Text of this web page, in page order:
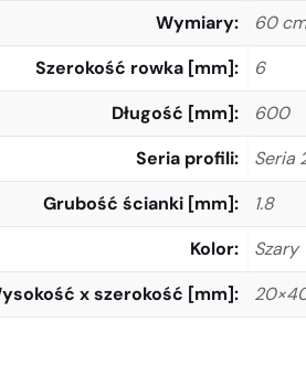
Wymiary
60 cm
Szerokość rowka [mm]
6
Długość [mm]
600
Seria profili
Seria
Grubość ścianki [mm]
1.8
Kolor
Szary
x szerokość [mm]